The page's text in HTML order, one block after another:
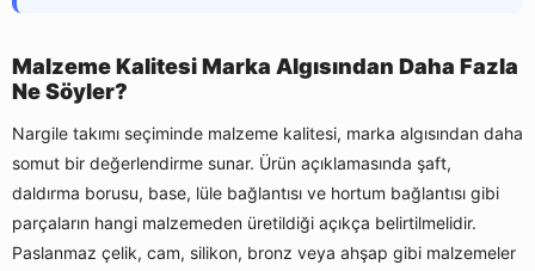
Malzeme Kalitesi Marka Algısından Daha Fazla
Ne Söyler?
Nargile takımı seçiminde malzeme kalitesi, marka algısından daha
somut bir değerlendirme sunar. Ürün açıklamasında şaft,
daldırma borusu, base, lüle bağlantısı ve hortum bağlantısı gibi
parçaların hangi malzemeden üretildiği açıkça belirtilmelidir.
Paslanmaz çelik, cam, silikon, bronz veya ahşap gibi malzemeler